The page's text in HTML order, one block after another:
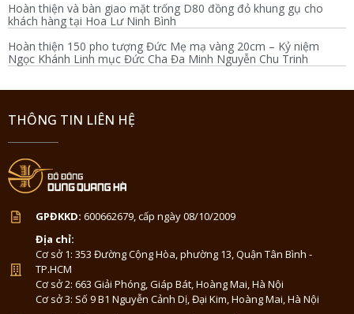
Hoàn thiện và bàn giao mặt trống D80 đồng đỏ khung gụ cho
khách hàng tại Hoa Lư Ninh Bình
Hoàn thiện 150 pho tượng Đức Mẹ mạ vàng 20cm – Kỷ niệm
Ngọc Khánh Linh mục Đức Cha Đa Minh Nguyễn Chu Trinh
THÔNG TIN LIÊN HỆ
GPĐKKD: 600662679, cấp ngày 08/10/2009
Địa chỉ:
Cơ sở 1: 353 Đường Cộng Hòa, phường 13, Quận Tân Bình -
TP.HCM
Cơ sở 2: 663 Giải Phóng, Giáp Bát, Hoàng Mai, Hà Nội
Cơ sở 3: Số 9 B1 Nguyễn Cảnh Dị, Đại Kim, Hoàng Mai, Hà Nội